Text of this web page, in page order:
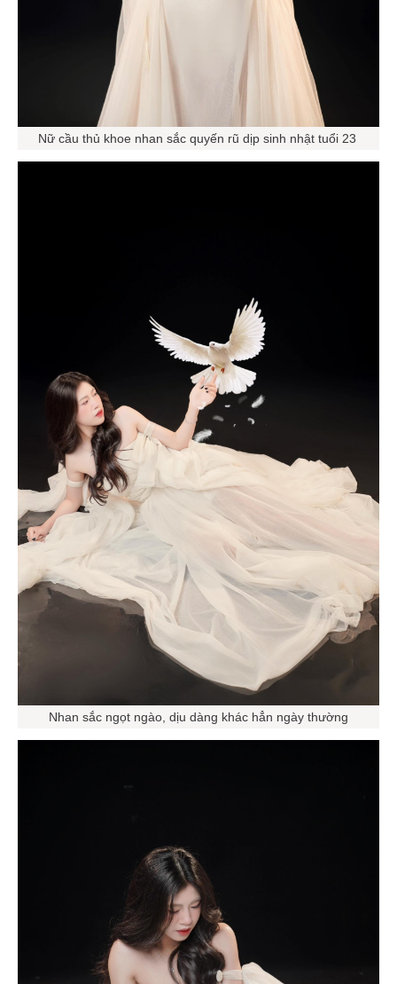
Nữ cầu thủ khoe nhan sắc quyến rũ dịp sinh nhật tuổi 23
Nhan sắc ngọt ngào, dịu dàng khác hẳn ngày thường